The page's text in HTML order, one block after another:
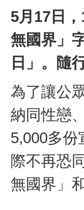
5月17日
無國界」
日」。隨
為了讓公
納同性戀
5,000多份
際不再恐
無國界」